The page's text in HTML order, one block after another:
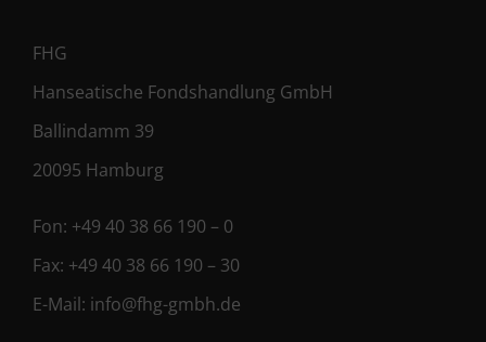
FHG
Hanseatische Fondshandlung GmbH
Ballindamm 39
20095 Hamburg
Fon: +49 40 38 66 190 – 0
Fax: +49 40 38 66 190 – 30
E-Mail: info@fhg-gmbh.de